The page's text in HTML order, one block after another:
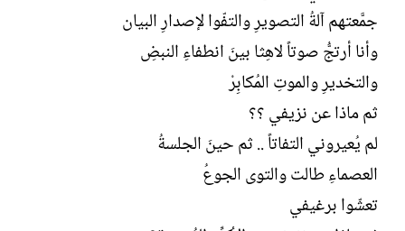
جمَّعتهم آلةُ التصويرِ والتفّوا لإصدارِ البيان
وأنا أرتجُّ صوتاً لاهِثا بينَ انطفاءِ النبضِ
والتخديرِ والموتِ المُكابِرْ
ثم ماذا عن نزيفي ؟؟
لم يُعيروني التفاتاً .. ثم حينَ الجلسةُ
العصماءِ طالت والتوى الجوعُ
تعشّوا برغيفي